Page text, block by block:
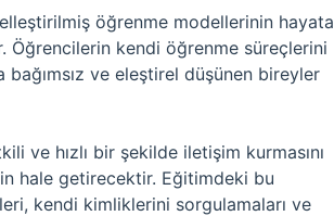
öğrenme modellerinin hayata
Öğrencilerin kendi öğrenme süreçlerini
ve eleştirel düşünen bireyler
ve hızlı bir şekilde iletişim kurmasını
hale getirecektir. Eğitimdeki bu
kendi kimliklerini sorgulamaları ve